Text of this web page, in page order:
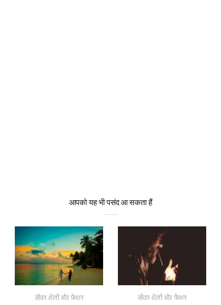
आपको यह भी पसंद आ सकता हैं
जीवन शैली और फैशन जीवन शैली और फैशन